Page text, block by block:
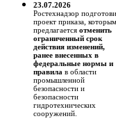
23.07.2026
Ростехнадзор
проект приказа, которым
предлагается отменить
ограниченный срок
действия изменений,
ранее внесенных в
федеральные нормы и
правила в области
промышленной
безопасности и
безопасности
гидротехнических
сооружений.